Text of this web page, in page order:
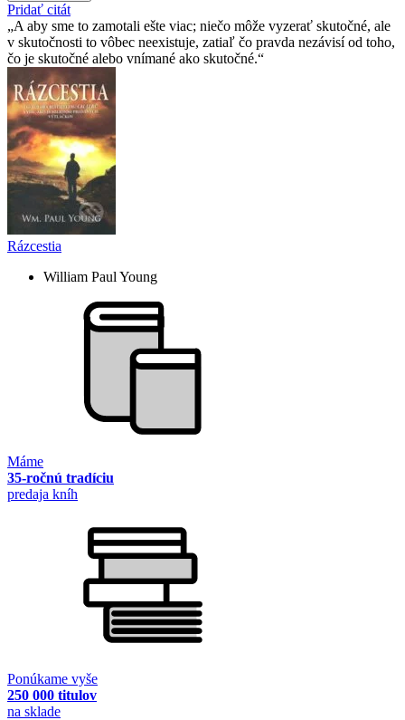
Pridať citát
A aby sme to zamotali ešte viac; niečo môže vyzerať skutočné, ale
v skutočnosti to vôbec neexistuje, zatiaľ čo pravda nezávisí od toho,
čo je skutočné alebo vnímané ako skutočné.
Rázcestia
William Paul Young
Máme
35-ročnú tradíciu
predaja kníh
Ponúkame vyše
250 000 titulov
na sklade